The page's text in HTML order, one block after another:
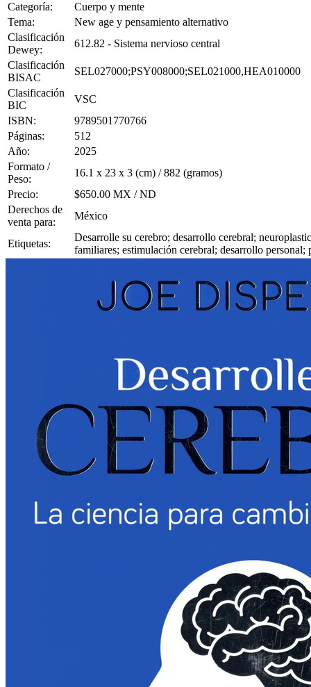
Categoría:
Cuerpo y mente
Tema:
New age y pensamiento alternativo
Clasificación
Dewey:
612.82 - Sistema nervioso central
Clasificación
BISAC
SEL027000;PSY008000;SEL021000,HEA010000
Clasificación
BIC
VSC
ISBN:
9789501770766
Páginas:
512
Año:
2025
Formato /
Peso:
16.1 x 23 x 3 (cm) / 882 (gramos)
Precio:
$650.00 MX / ND
Derechos de
venta para:
México
Etiquetas:
Desarrolle su cerebro; desarrollo cerebral;
familiares; estimulación cerebral; desarrollo